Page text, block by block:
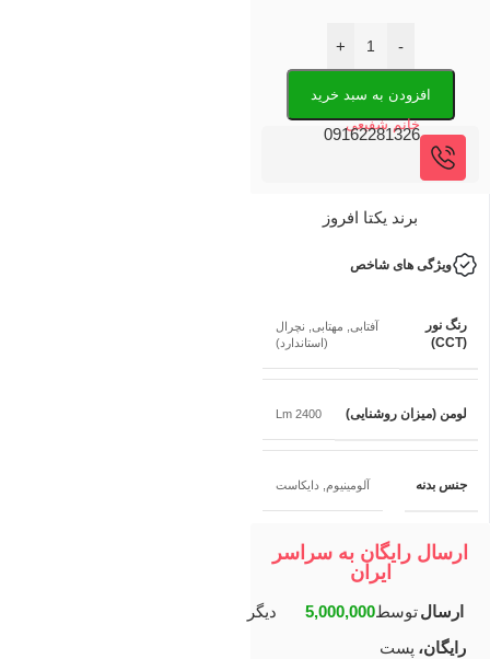
-
+
افزودن به سبد خرید
خانم شفیعی
09162281326
برند ‌ یکتا افروز
ویژگی های شاخص
رنگ نور
(CCT)
آفتابی مهتابی نچرال
(استاندارد)
لومن (میزان روشنایی) 2400 Lm
جنس بدنه آلومینیوم دایکاست
ارسال رایگان به سراسر
ایران
ارسال
رایگان،
توسط
پست
5,000,000 دیگر